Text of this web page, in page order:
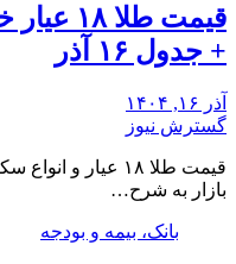
قیمت
+ جدول ۱۶ آذر
آذر ۱۶, ۱۴۰۴
گسترش نیوز
قیمت طلا ۱۸ عیار
بازار به شرح…
بانک، بیمه و بودجه